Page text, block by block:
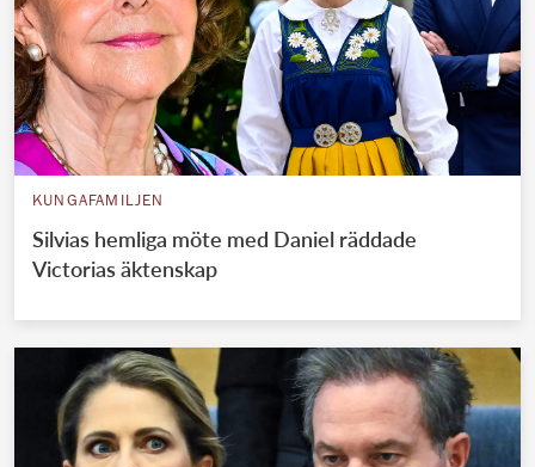
KUNGAFAMILJEN
Silvias hemliga möte med Daniel räddade
Victorias äktenskap